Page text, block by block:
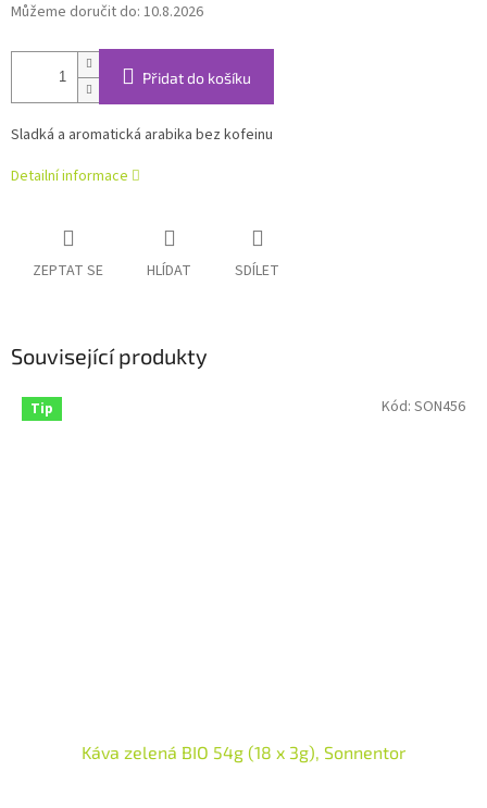
Můžeme doručit do: 10.8.2026
Přidat do košíku
Sladká a aromatická arabika bez kofeinu
Detailní informace
ZEPTAT SE HLÍDAT SDÍLET
Související produkty
Tip
Káva zelená BIO 54g (18 x 3g), Sonnentor
Kód: SON456